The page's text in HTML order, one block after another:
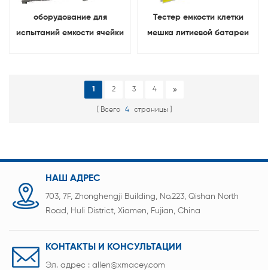
оборудование для
испытаний емкости ячейки
призматическое
Тестер емкости клетки
мешка литиевой батареи
1 2 3 4
Всего 4 страницы
НАШ АДРЕС
703, 7F, Zhonghengji Building, No.223, Qishan North
Road, Huli District, Xiamen, Fujian, China
КОНТАКТЫ И КОНСУЛЬТАЦИИ
Эл. адрес : allen@xmacey.com